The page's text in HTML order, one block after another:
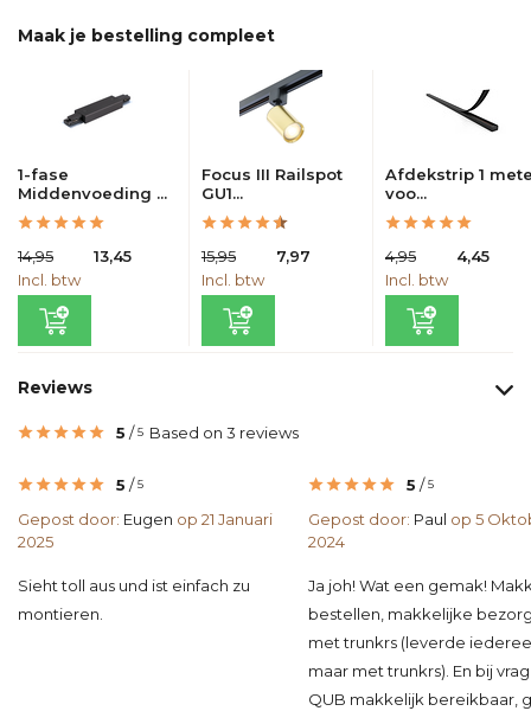
Maak je bestelling compleet
1-fase
Middenvoeding ...
14,95
13,45
Incl. btw
Focus III Railspot
GU1...
15,95
7,97
Incl. btw
Afdekstrip 1
voo...
4,95
4,45
Incl. btw
Reviews
5 /5 Based on 3 reviews
5 /5
Gepost door: Eugen op 21 Januari
2025
Sieht toll aus und ist einfach zu
montieren.
5 /5
Gepost door: Paul op 5
2024
Ja joh! Wat een gemak!
bestellen, makkelijke
met trunkrs (leverde
maar met trunkrs). En bij
QUB makkelijk bereikbaar,